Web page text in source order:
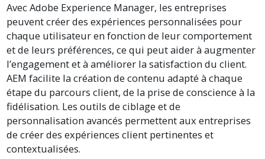
Avec Adobe Experience Manager, les entreprises
peuvent créer des expériences personnalisées pour
chaque utilisateur en fonction de leur comportement
et de leurs préférences, ce qui peut aider à augmenter
l’engagement et à améliorer la satisfaction du client.
AEM facilite la création de contenu adapté à chaque
étape du parcours client, de la prise de conscience à la
fidélisation. Les outils de ciblage et de
personnalisation avancés permettent aux entreprises
de créer des expériences client pertinentes et
contextualisées.